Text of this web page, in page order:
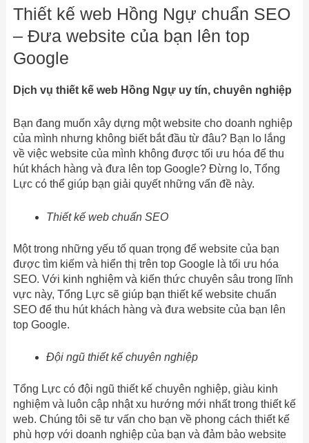
Thiết kế web Hồng Ngự chuẩn SEO
– Đưa website của bạn lên top
Google
Dịch vụ thiết kế web Hồng Ngự uy tín, chuyên nghiệp
Bạn đang muốn xây dựng một website cho doanh nghiệp
của mình nhưng không biết bắt đầu từ đâu? Bạn lo lắng
về việc website của mình không được tối ưu hóa để thu
hút khách hàng và đưa lên top Google? Đừng lo, Tổng
Lực có thể giúp bạn giải quyết những vấn đề này.
Thiết kế web chuẩn SEO
Một trong những yếu tố quan trọng để website của bạn
được tìm kiếm và hiển thị trên top Google là tối ưu hóa
SEO. Với kinh nghiệm và kiến thức chuyên sâu trong lĩnh
vực này, Tổng Lực sẽ giúp bạn thiết kế website chuẩn
SEO để thu hút khách hàng và đưa website của bạn lên
top Google.
Đội ngũ thiết kế chuyên nghiệp
Tổng Lực có đội ngũ thiết kế chuyên nghiệp, giàu kinh
nghiệm và luôn cập nhật xu hướng mới nhất trong thiết kế
web. Chúng tôi sẽ tư vấn cho bạn về phong cách thiết kế
phù hợp với doanh nghiệp của bạn và đảm bảo website